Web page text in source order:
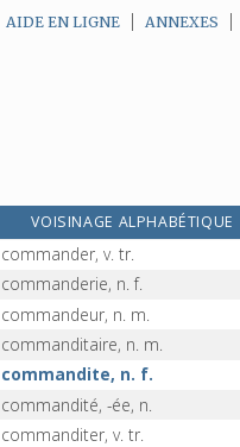
AIDE EN LIGNE ANNEXES
VOISINAGE ALPHABÉTIQUE
commandement, n. m.
commander, v. tr.
commanderie, n. f.
commandeur, n. m.
commanditaire, n. m.
commandite, n. f.
commandité, -ée, n.
commanditer, v. tr.